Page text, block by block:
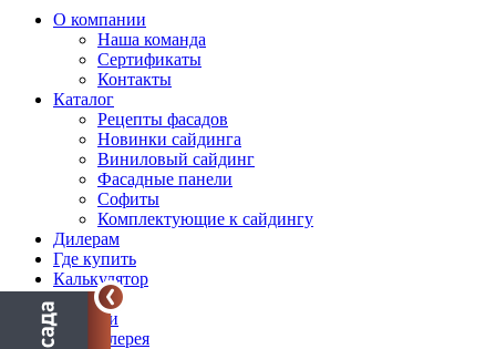
О компании
Наша команда
Сертификаты
Контакты
Каталог
Рецепты фасадов
Новинки сайдинга
Виниловый сайдинг
Фасадные панели
Софиты
Комплектующие к сайдингу
Дилерам
Где купить
Калькулятор
Блог
Новости
Фотогалерея